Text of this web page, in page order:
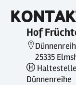
Hof
25335
Dünnenreihe